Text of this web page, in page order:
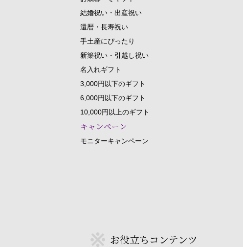
結婚祝い・出産祝い
還暦・長寿祝い
手土産にぴったり
新築祝い・引越し祝い
名入れギフト
3,000円以下のギフト
6,000円以下のギフト
10,000円以上のギフト
キャンペーン
モニターキャンペーン
お役立ちコンテンツ